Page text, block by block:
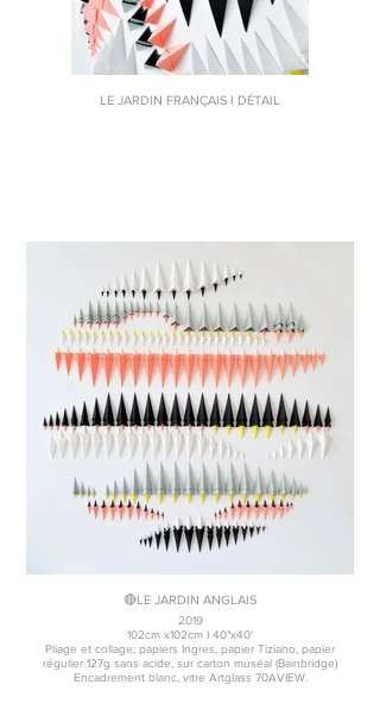
LE JARDIN FRANÇAIS I DÉTAIL
🔴LE JARDIN ANGLAIS
2019
102cm x102cm I 40"x40'
Pliage et collage; papiers Ingres, papier Tiziano, papier
régulier 127g sans acide, sur carton muséal (Bainbridge)
Encadrement blanc, vitre Artglass 70AVIEW.